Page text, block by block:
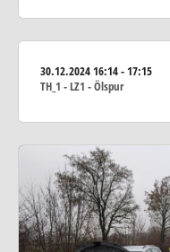
30.12.202416:14 - 17:15
TH_1 - LZ1 - Ölspur